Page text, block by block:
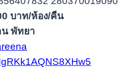
บาท/ห้อง/คืน
น พัทยา